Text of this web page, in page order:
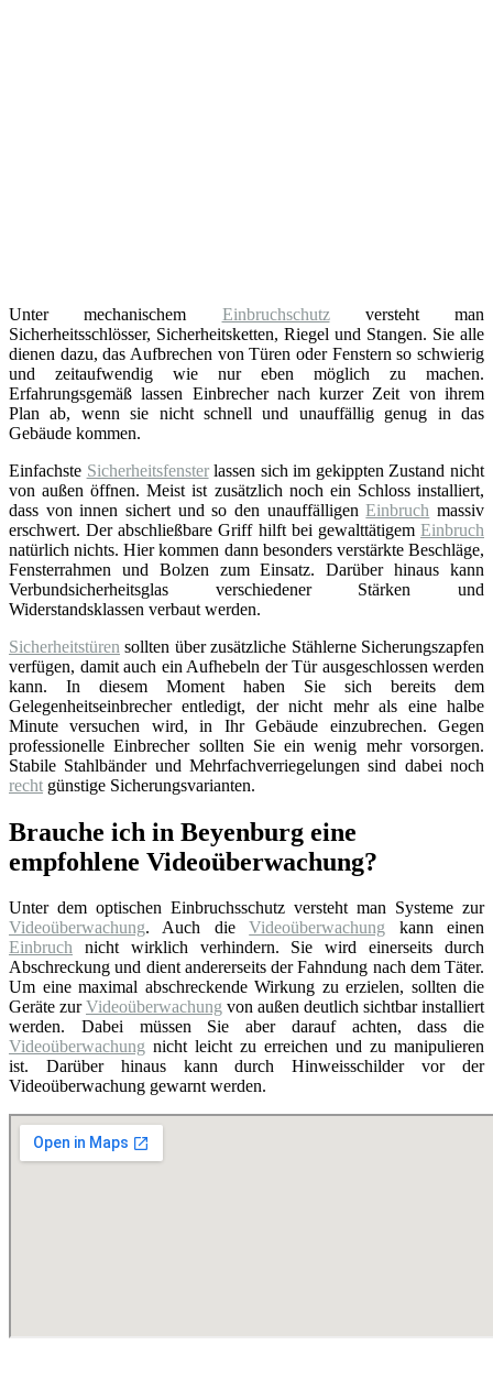
Unter mechanischem Einbruchschutzversteht man
Sicherheitsschlösser, Sicherheitsketten, Riegel und Stangen. Sie alle
dienen dazu, das Aufbrechen von Türen oder Fenstern so schwierig
und zeitaufwendig wie nur eben möglich zu machen.
Erfahrungsgemäß lassen Einbrecher nach kurzer Zeit von ihrem
Plan ab, wenn sie nicht schnell und unauffällig genug in das
Gebäude kommen.
Einfachste Sicherheitsfensterlassen sich im gekippten Zustand nicht
von außen öffnen. Meist ist zusätzlich noch ein Schloss installiert,
dass von innen sichert und so den unauffälligenEinbruch massiv
erschwert. Der abschließbare Griff hilft bei gewalttätigem Einbruch
natürlich nichts. Hier kommen dann besonders verstärkte Beschläge,
Fensterrahmen und Bolzen zum Einsatz. Darüber hinaus kann
Verbundsicherheitsglas verschiedener Stärken und
Widerstandsklassen verbaut werden.
Sicherheitstüren sollten über zusätzliche Stählerne Sicherungszapfen
verfügen, damit auch ein Aufhebeln der Tür ausgeschlossen werden
kann. In diesem Moment haben Sie sich bereits dem
Gelegenheitseinbrecher entledigt, der nicht mehr als eine halbe
Minute versuchen wird, in Ihr Gebäude einzubrechen. Gegen
professionelle Einbrecher sollten Sie ein wenig mehr vorsorgen.
Stabile Stahlbänder und Mehrfachverriegelungen sind dabei noch
recht günstige Sicherungsvarianten.
Brauche ich in Beyenburg eine
empfohlene Videoüberwachung?
Unter dem optischen Einbruchsschutz versteht man Systeme zur
Videoüberwachung. Auch dieVideoüberwachung kann einen
Einbruch nicht wirklich verhindern. Sie wird einerseits durch
Abschreckung und dient andererseits der Fahndung nach dem Täter.
Um eine maximal abschreckende Wirkung zu erzielen, sollten die
Geräte zurVideoüberwachung von außen deutlich sichtbar installiert
werden. Dabei müssen Sie aber darauf achten, dass die
Videoüberwachung nicht leicht zu erreichen und zu manipulieren
ist. Darüber hinaus kann durch Hinweisschilder vor der
Videoüberwachung gewarnt werden.